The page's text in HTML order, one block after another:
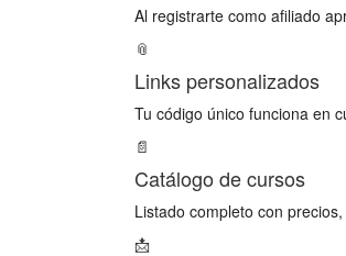
Al registrarte como afiliado
📎
Links personalizados
Tu código único funciona en
📄
Catálogo de cursos
Listado completo con
📩